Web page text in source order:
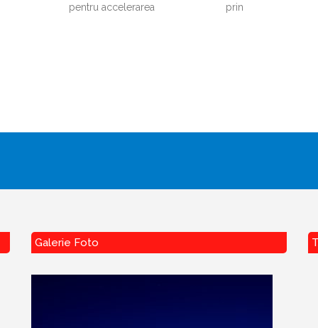
pentru accelerarea
prin
Galerie Foto